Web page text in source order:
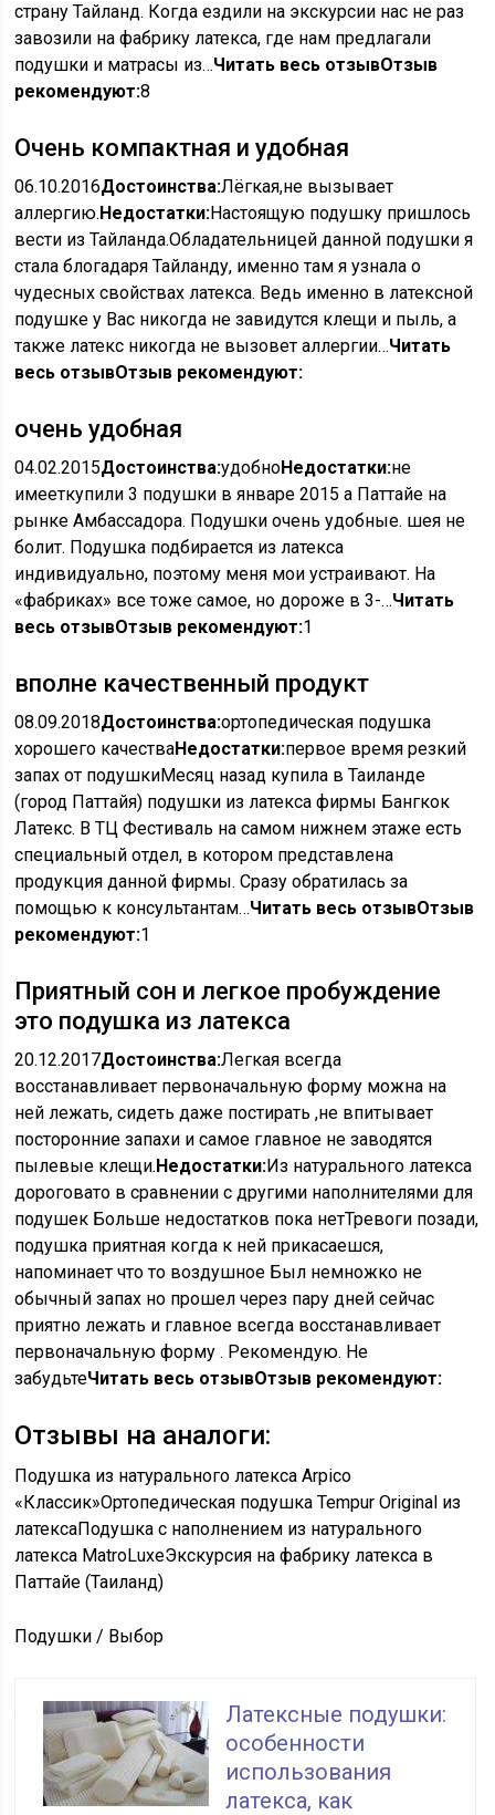
страну Тайланд. Когда ездили на экскурсии нас не раз
завозили на фабрику латекса, где нам предлагали
подушки и матрасы из…Читать весь отзывОтзыв
рекомендуют:8
Очень компактная и удобная
06.10.2016Достоинства:Лёгкая,не вызывает
аллергию.Недостатки:Настоящую подушку пришлось
вести из Тайланда.Обладательницей данной подушки я
стала блогадаря Тайланду, именно там я узнала о
чудесных свойствах латекса. Ведь именно в латексной
подушке у Вас никогда не завидутся клещи и пыль, а
также латекс никогда не вызовет аллергии…Читать
весь отзывОтзыв рекомендуют:
очень удобная
04.02.2015Достоинства:удобноНедостатки:не
имееткупили 3 подушки в январе 2015 а Паттайе на
рынке Амбассадора. Подушки очень удобные. шея не
болит. Подушка подбирается из латекса
индивидуально, поэтому меня мои устраивают. На
«фабриках» все тоже самое, но дороже в 3-…Читать
весь отзывОтзыв рекомендуют:1
вполне качественный продукт
08.09.2018Достоинства:ортопедическая подушка
хорошего качестваНедостатки:первое время резкий
запах от подушкиМесяц назад купила в Таиланде
(город Паттайя) подушки из латекса фирмы Бангкок
Латекс. В ТЦ Фестиваль на самом нижнем этаже есть
специальный отдел, в котором представлена
продукция данной фирмы. Сразу обратилась за
помощью к консультантам…Читать весь отзывОтзыв
рекомендуют:1
Приятный сон и легкое пробуждение
это подушка из латекса
20.12.2017Достоинства:Легкая всегда
восстанавливает первоначальную форму можна на
ней лежать, сидеть даже постирать ,не впитывает
посторонние запахи и самое главное не заводятся
пылевые клещи.Недостатки:Из натурального латекса
дороговато в сравнении с другими наполнителями для
подушек Больше недостатков пока нетТревоги позади,
подушка приятная когда к ней прикасаешся,
напоминает что то воздушное Был немножко не
обычный запах но прошел через пару дней сейчас
приятно лежать и главное всегда восстанавливает
первоначальную форму . Рекомендую. Не
забудьтеЧитать весь отзывОтзыв рекомендуют:
Отзывы на аналоги:
Подушка из натурального латекса Arpico
«Классик»Ортопедическая подушка Tempur Original из
латексаПодушка с наполнением из натурального
латекса MatroLuxeЭкскурсия на фабрику латекса в
Паттайе (Таиланд)
Подушки / Выбор
Латексные подушки:
особенности
использования
латекса, как